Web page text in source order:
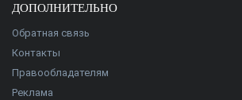
ДОПОЛНИТЕЛЬНО
Обратная связь
Контакты
Правообладателям
Реклама